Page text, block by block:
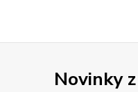
Novinky